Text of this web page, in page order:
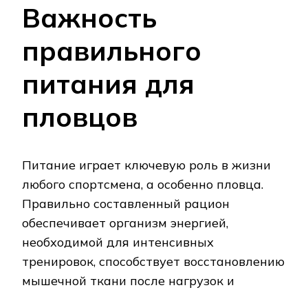
Важность
правильного
питания для
пловцов
Питание играет ключевую роль в жизни
любого спортсмена, а особенно пловца.
Правильно составленный рацион
обеспечивает организм энергией,
необходимой для интенсивных
тренировок, способствует восстановлению
мышечной ткани после нагрузок и